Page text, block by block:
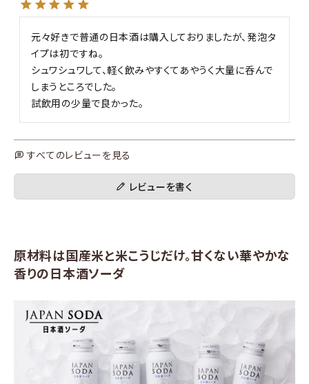
元々好きで普通の日本酒は購入しておりましたが、発泡タ
イプは初ですね。
シュワシュワして、軽く飲みやすくてあやうく大量に呑んで
しまうところでした。
試飲用の少量で良かった。
すべてのレビューを見る
レビューを書く
原材料は国産米と米こうじだけ。甘くない華やかな
香りの日本酒ソーダ